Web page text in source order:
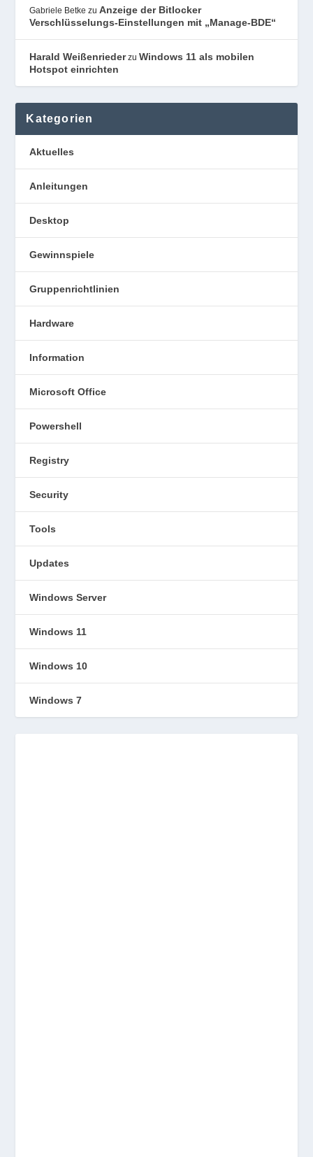
Gabriele Betke zuAnzeige der Bitlocker
Verschlüsselungs-Einstellungen mit „Manage-BDE“
Harald WeißenriederzuWindows 11 als mobilen
Hotspot einrichten
Kategorien
Aktuelles
Anleitungen
Desktop
Gewinnspiele
Gruppenrichtlinien
Hardware
Information
Microsoft Office
Powershell
Registry
Security
Tools
Updates
Windows Server
Windows 11
Windows 10
Windows 7